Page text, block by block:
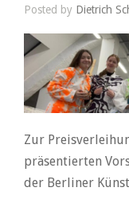
Posted by Dietrich
Zur
präsentierten
der Berliner